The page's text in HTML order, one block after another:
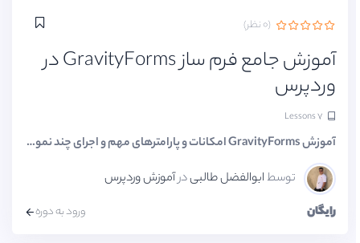
آموزش جامع فرم ساز GravityForms در
وردپرس
۷ Lessons
آموزش GravityForms امکانات و پارامترهای مهم و اجرای چند نمونه فرم با.
توسطابوالفضل طالبیدرآموزش وردپرس
رایگان
ورود به دوره